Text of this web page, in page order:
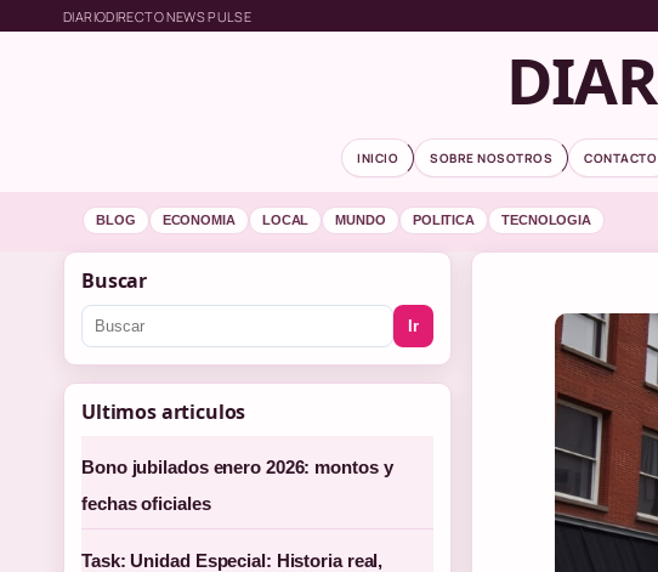
DIARIODIRECTO NEWS PULSE
INICIO SOBRE NOSOTROS CONTACTO
BLOG ECONOMIA LOCAL MUNDO POLITICA TECNOLOGIA
Buscar
Ir
Ultimos articulos
Bono jubilados enero 2026: montos y
fechas oficiales
Task: Unidad Especial: Historia real,